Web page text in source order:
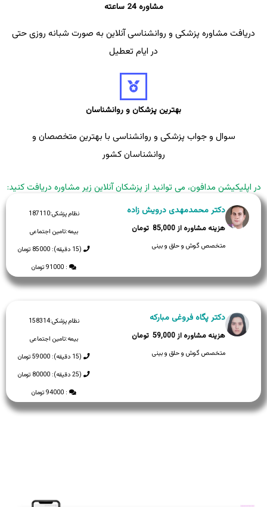
مشاوره 24 ساعته
دریافت مشاوره پزشکی و روانشناسی آنلاین به صورت شبانه روزی حتی
در ایام تعطیل
بهترین پزشکان و روانشناسان
سوال و جواب پزشکی و روانشناسی با بهترین متخصصان و
روانشناسان کشور
در اپلیکیشن مدافون، می توانید از پزشکان آنلاین زیر مشاوره دریافت کنید:
نظام پزشکی:187110
بیمه:تامین اجتماعی
(15 دقیقه): 85000 تومان
: 91000 تومان
دکتر محمدمهدی درویش زاده
85,000
متخصص گوش و حلق و بینی
نظام پزشکی:158314
بیمه:تامین اجتماعی
(15 دقیقه): 59000 تومان
(25 دقیقه): 80000 تومان
: 94000 تومان
دکتر پگاه فروغی مبارکه
59,000
متخصص گوش و حلق و بینی